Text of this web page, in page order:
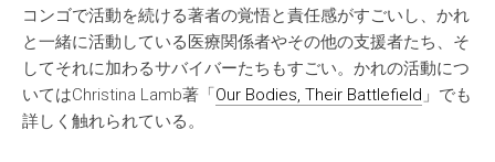
コンゴで活動を続ける著者の覚悟と責任感がすごいし、かれ
と一緒に活動している医療関係者やその他の支援者たち、そ
してそれに加わるサバイバーたちもすごい。かれの活動につ
いてはChristina Lamb著「Our Bodies, Their Battlefield 」でも
詳しく触れられている。